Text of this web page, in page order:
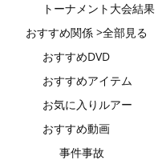
トーナメント大会結果
おすすめ関係 >全部見る
おすすめDVD
おすすめアイテム
お気に入りルアー
おすすめ動画
事件事故